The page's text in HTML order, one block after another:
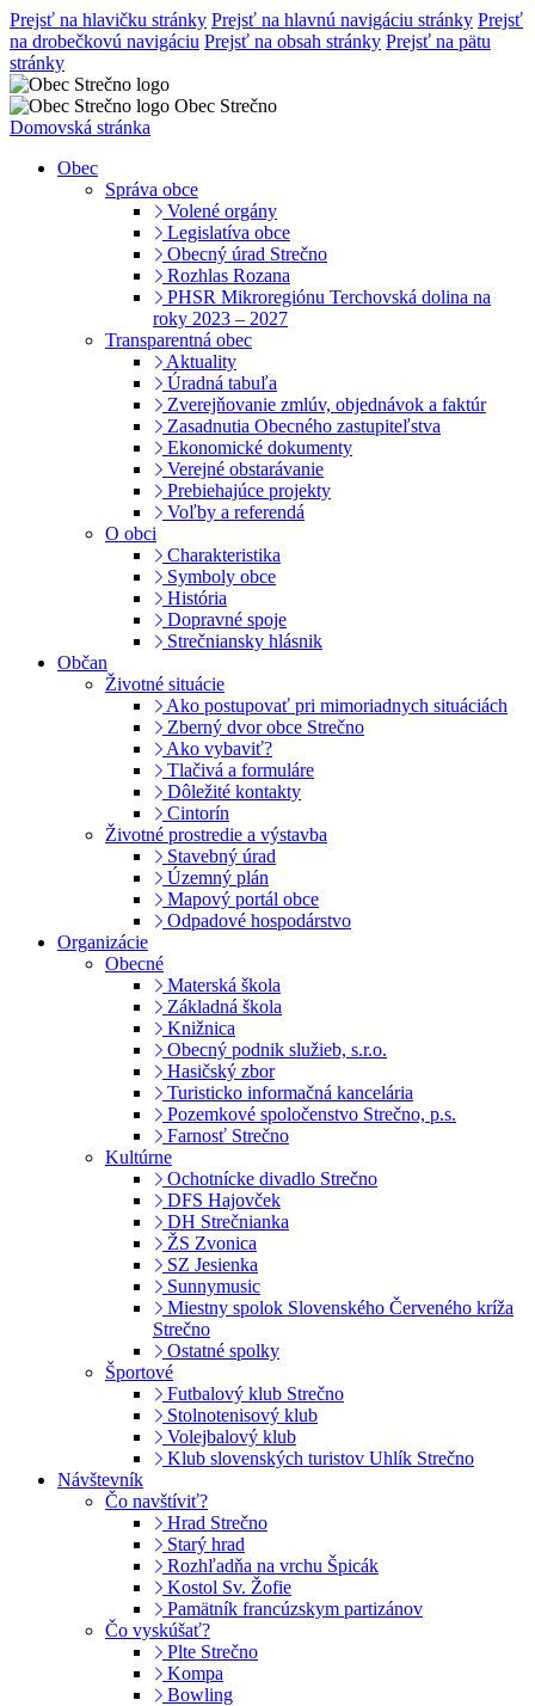
Prejsť na hlavičku stránky Prejsť na hlavnú navigáciu stránky Prejsť
na drobečkovú navigáciu Prejsť na obsah stránky Prejsť na pätu
stránky
Obec Strečno
Domovská stránka
Obec
Správa obce
Volené orgány
Legislatíva obce
Obecný úrad Strečno
Rozhlas Rozana
PHSR Mikroregiónu Terchovská dolina na
roky 2023 – 2027
Transparentná obec
Aktuality
Úradná tabuľa
Zverejňovanie zmlúv, objednávok a faktúr
Zasadnutia Obecného zastupiteľstva
Ekonomické dokumenty
Verejné obstarávanie
Prebiehajúce projekty
Voľby a referendá
O obci
Charakteristika
Symboly obce
História
Dopravné spoje
Strečniansky hlásnik
Občan
Životné situácie
Ako postupovať pri mimoriadnych situáciách
Zberný dvor obce Strečno
Ako vybaviť?
Tlačivá a formuláre
Dôležité kontakty
Cintorín
Životné prostredie a výstavba
Stavebný úrad
Územný plán
Mapový portál obce
Odpadové hospodárstvo
Organizácie
Obecné
Materská škola
Základná škola
Knižnica
Obecný podnik služieb, s.r.o.
Hasičský zbor
Turisticko informačná kancelária
Pozemkové spoločenstvo Strečno, p.s.
Farnosť Strečno
Kultúrne
Ochotnícke divadlo Strečno
DFS Hajovček
DH Strečnianka
ŽS Zvonica
SZ Jesienka
Sunnymusic
Miestny spolok Slovenského Červeného kríža
Strečno
Ostatné spolky
Športové
Futbalový klub Strečno
Stolnotenisový klub
Volejbalový klub
Klub slovenských turistov Uhlík Strečno
Návštevník
Čo navštíviť?
Hrad Strečno
Starý hrad
Rozhľadňa na vrchu Špicák
Kostol Sv. Žofie
Pamätník francúzskym partizánov
Čo vyskúšať?
Plte Strečno
Kompa
Bowling